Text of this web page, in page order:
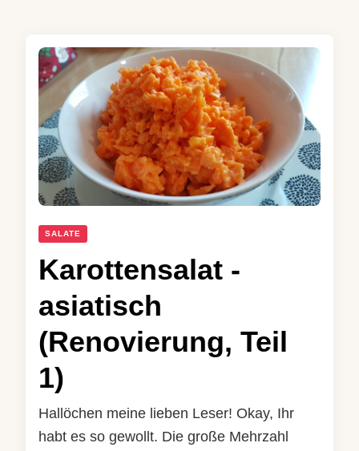
SALATE
Karottensalat -
asiatisch
(Renovierung, Teil
1)
Hallöchen meine lieben Leser! Okay, Ihr
habt es so gewollt. Die große Mehrzahl